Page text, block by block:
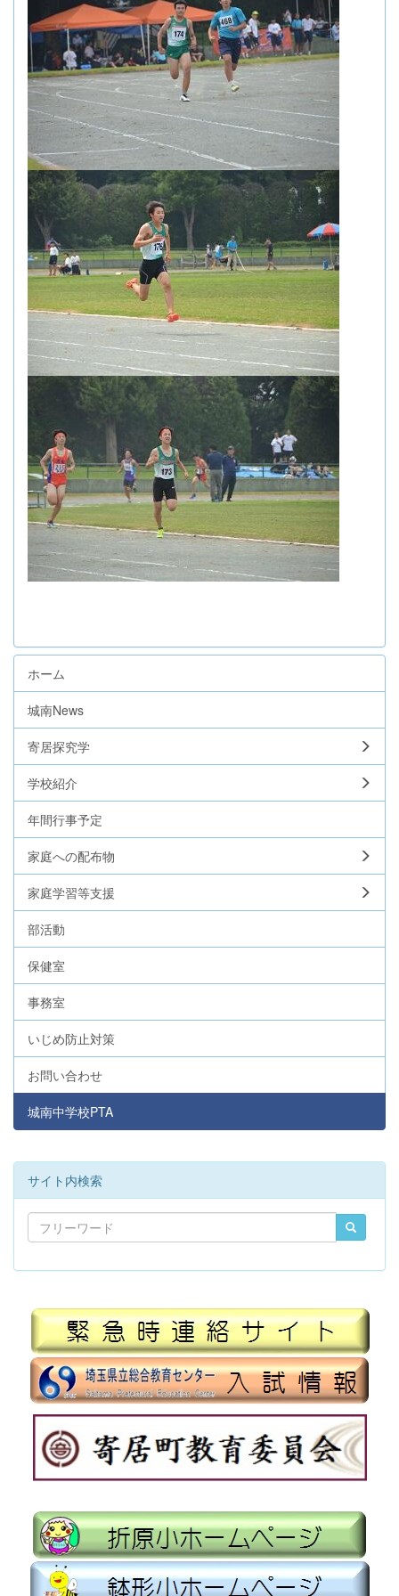
ホーム
城南News
寄居探究学
学校紹介
年間行事予定
家庭への配布物
家庭学習等支援
部活動
保健室
事務室
いじめ防止対策
お問い合わせ
城南中学校PTA
サイト内検索